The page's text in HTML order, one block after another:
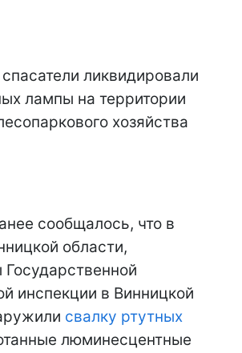
ликвидировали
лампы на территории
хозяйства
сообщалось, что в
области,
инспекции в Винницкой
свалку ртутных
люминесцентные